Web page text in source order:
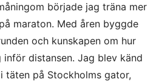
började jag träna mer
maraton. Med åren byggde
och kunskapen om hur
distansen. Jag blev känd
täten på Stockholms gator,